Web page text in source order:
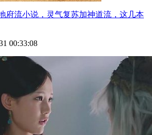
府流小说，灵气复苏加神道流，这几本
00:33:08